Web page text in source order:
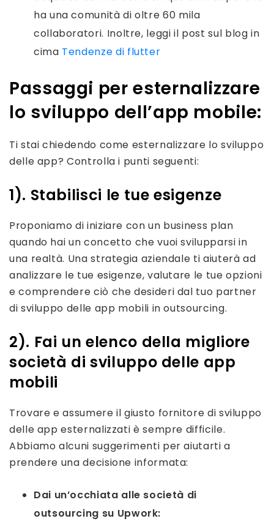
ha una comunità di oltre 60 mila
collaboratori. Inoltre, leggi il post sul blog in
cima Tendenze di flutter
Passaggi per esternalizzare
lo sviluppo dell’app mobile:
Ti stai chiedendo come esternalizzare lo sviluppo
delle app? Controlla i punti seguenti:
1). Stabilisci le tue esigenze
Proponiamo di iniziare con un business plan
quando hai un concetto che vuoi svilupparsi in
una realtà. Una strategia aziendale ti aiuterà ad
analizzare le tue esigenze, valutare le tue opzioni
e comprendere ciò che desideri dal tuo partner
di sviluppo delle app mobili in outsourcing.
2). Fai un elenco della migliore
società di sviluppo delle app
mobili
Trovare e assumere il giusto fornitore di sviluppo
delle app esternalizzati è sempre difficile.
Abbiamo alcuni suggerimenti per aiutarti a
prendere una decisione informata:
Dai un’occhiata alle società di
outsourcing su Upwork: